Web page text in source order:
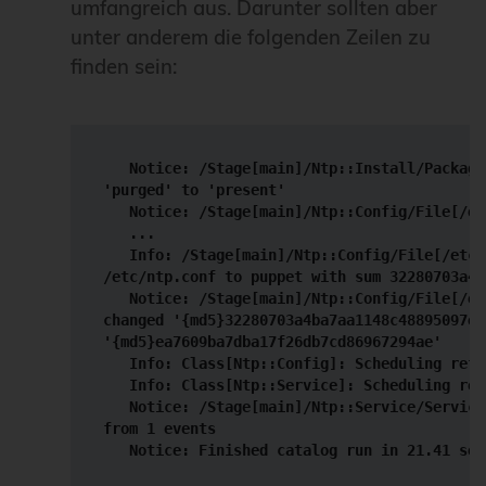
umfangreich aus. Darunter sollten aber
unter anderem die folgenden Zeilen zu
finden sein:
Notice: /Stage[main]/Ntp::Install/
'purged' to 'present'
Notice: /Stage[main]/Ntp::Config/File[/
   ...
Info: /Stage[main]/Ntp::Config/File[/
/etc/ntp.conf to puppet with sum
Notice: /Stage[main]/Ntp::Config/File[/
changed
'{md5}ea7609ba7dba17f26db7cd86967294ae'
Info: Class[Ntp::Config]: Scheduling
Info: Class[Ntp::Service]: Scheduling
Notice: /Stage[main]/Ntp::Service/
from 1 events
Notice: Finished catalog run in 21.41